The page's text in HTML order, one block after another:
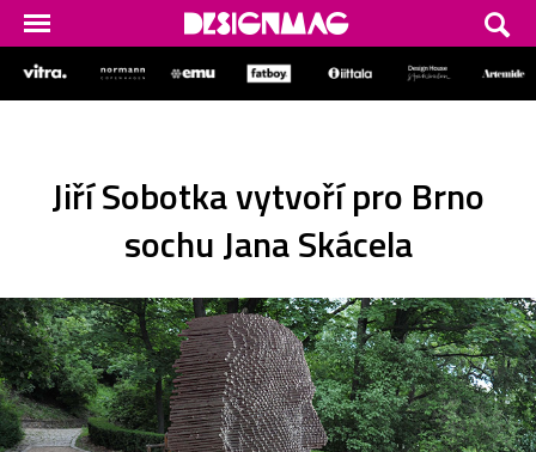
Jiří Sobotka vytvoří pro Brno
sochu Jana Skácela